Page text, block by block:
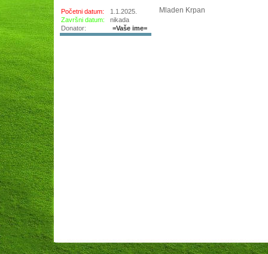
Početni datum:
1.1.2025.
Završni datum:
nikada
Donator:
=Vaše ime=
Mladen Krpan